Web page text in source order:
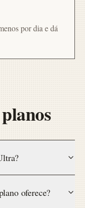
por dia e dá
oferece?